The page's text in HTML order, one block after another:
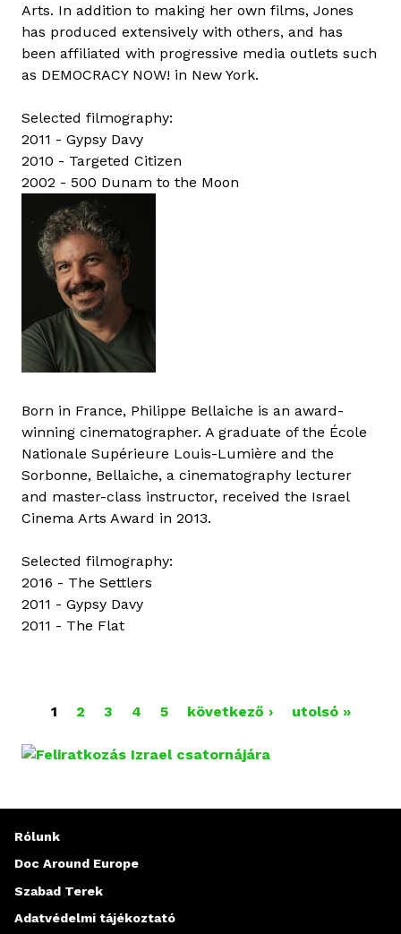
Arts. In addition to making her own films, Jones
has produced extensively with others, and has
been affiliated with progressive media outlets such
as DEMOCRACY NOW! in New York.
Selected filmography:
2011 - Gypsy Davy
2010 - Targeted Citizen
2002 - 500 Dunam to the Moon
Born in France, Philippe Bellaiche is an award-
winning cinematographer. A graduate of the École
Nationale Supérieure Louis-Lumière and the
Sorbonne, Bellaiche, a cinematography lecturer
and master-class instructor, received the Israel
Cinema Arts Award in 2013.
Selected filmography:
2016 - The Settlers
2011 - Gypsy Davy
2011 - The Flat
L
A
L
A
K
1 2 3 4 5 következő › utolsó »
Rólunk
Doc Around Europe
Szabad Terek
Adatvédelmi tájékoztató